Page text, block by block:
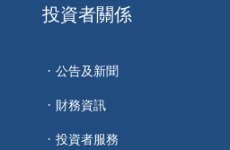
投資者關係
公告及新聞
財務資訊
投資者服務